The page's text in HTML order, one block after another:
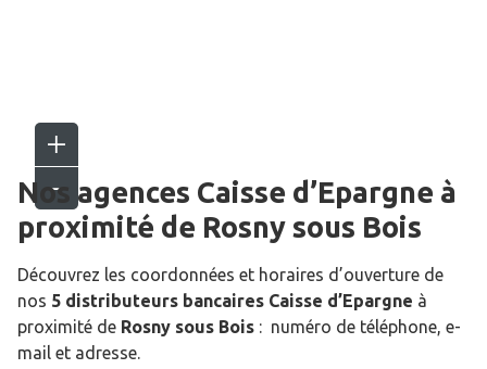
Nos agences Caisse d’Epargne à
proximité de Rosny sous Bois
Découvrez les coordonnées et horaires d’ouverture de
nos 5 distributeurs bancaires Caisse d’Epargne à
proximité de Rosny sous Bois : numéro de téléphone, e-
mail et adresse.